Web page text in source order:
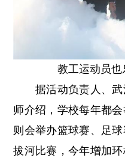
教工运动员
据活动负责人、武
师介绍，学校每年都
则会举办篮球赛、足
拔河比赛，今年增加